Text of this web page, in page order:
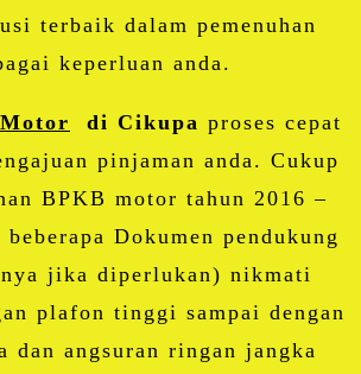
terbaik dalam pemenuhan
keperluan anda.
di Cikupa proses cepat
pinjaman anda. Cukup
BPKB motor tahun 2016 –
Dokumen pendukung
jika diperlukan) nikmati
plafon tinggi sampai dengan
dan angsuran ringan jangka